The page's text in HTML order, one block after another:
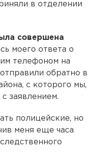
в отделении
совершена
моего ответа о
телефоном на
обратно в
с которого мы,
заявлением.
полицейские, но
меня еще часа